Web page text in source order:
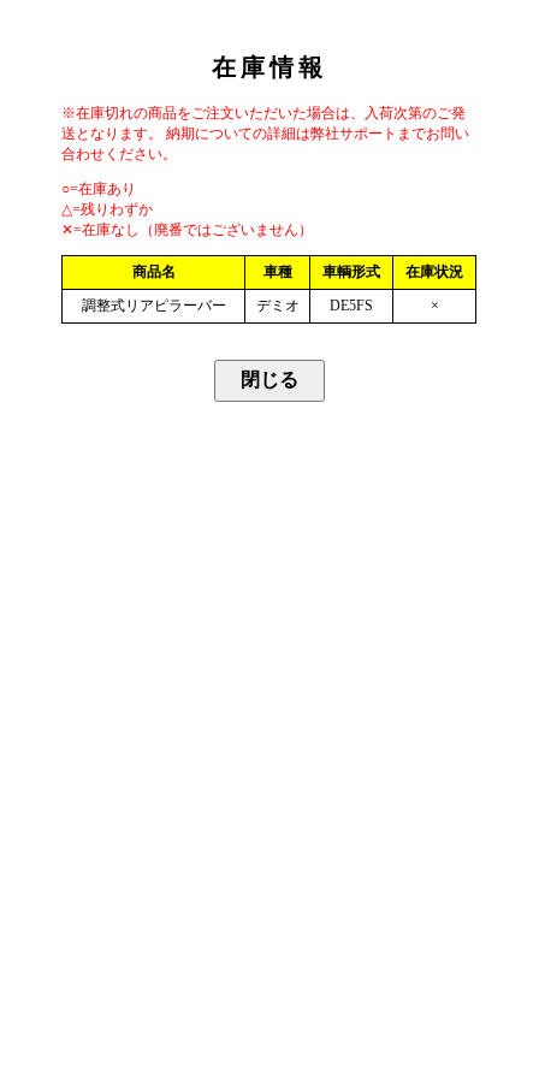
在庫情報
※在庫切れの商品をご注文いただいた場合は、入荷次第のご発
送となります。 納期についての詳細は弊社サポートまでお問い
合わせください。
○=在庫あり
△=残りわずか
✕=在庫なし（廃番ではございません）
商品名 車種 車輌形式
在庫状況
調整式リアピラーバー
デミオ DE5FS ×